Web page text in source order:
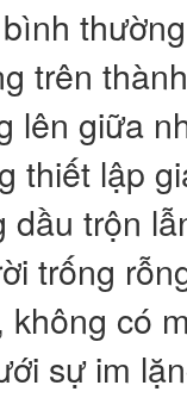
trên
lên giữa
thiết lập
dầu trộn
trống
có
sự im